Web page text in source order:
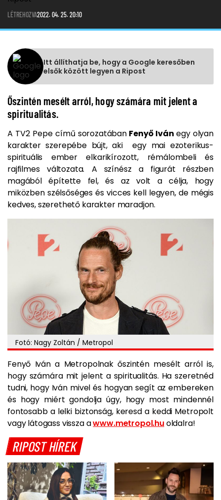
LÉTREHOZVA2022. 04. 25. 20:10
Itt állíthatja be, hogy a Google keresőben
elsők között legyen a Ripost
Őszintén mesélt arról, hogy számára mit jelent a
spiritualitás.
A TV2 Pepe című sorozatában Fenyő Iván egy olyan
karakter szerepébe bújt, aki egy mai ezoterikus-
spirituális ember elkarikírozott, rémálombeli és
rajfilmes változata. A színész a figurát részben
magából építette fel, és az volt a célja, hogy
miközben szélsőséges és vicces kell legyen, de mégis
kedves, szerethető karakter maradjon.
Fotó: Nagy Zoltán / Metropol
Fenyő Iván a Metropolnak őszintén mesélt arról is,
hogy számára mit jelent a spiritualitás. Ha szeretnéd
tudni, hogy Iván mivel és hogyan segít az embereken
és hogy miért gondolja úgy, hogy most mindennél
fontosabb a lelki biztonság, keresd a keddi Metropolt
vagy látogass vissza awww.metropol.huoldalra!
RIPOST HÍREK